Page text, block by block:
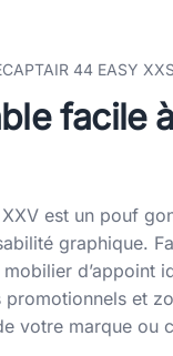
44 EASY XXS
facile
XXV est un pouf
graphique.
d’appoint
promotionnels et
votre marque ou